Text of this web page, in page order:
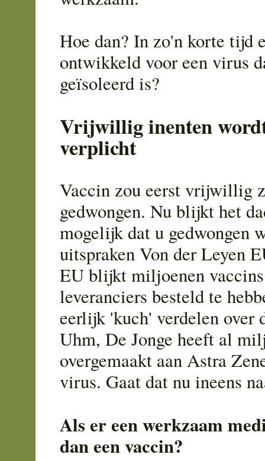
Hoe dan? In zo'n korte tijd
ontwikkeld voor een virus
geïsoleerd is?
Vrijwillig inenten
verplicht
Vaccin zou eerst vrijwillig
gedwongen. Nu blijkt het
mogelijk dat u gedwongen
uitspraken Von der Leyen
EU blijkt miljoenen
leveranciers besteld te
eerlijk 'kuch' verdelen over
Uhm, De Jonge heeft al
overgemaakt aan Astra
virus. Gaat dat nu ineens
Als er een werkzaam
dan een vaccin?